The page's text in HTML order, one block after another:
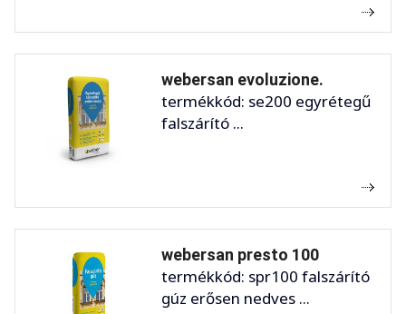
webersan evoluzione.
termékkód: se200 egyrétegű
falszárító ...
webersan presto 100
termékkód: spr100 falszárító
gúz erősen nedves ...